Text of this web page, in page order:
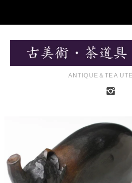
ANTIQUE＆TEA